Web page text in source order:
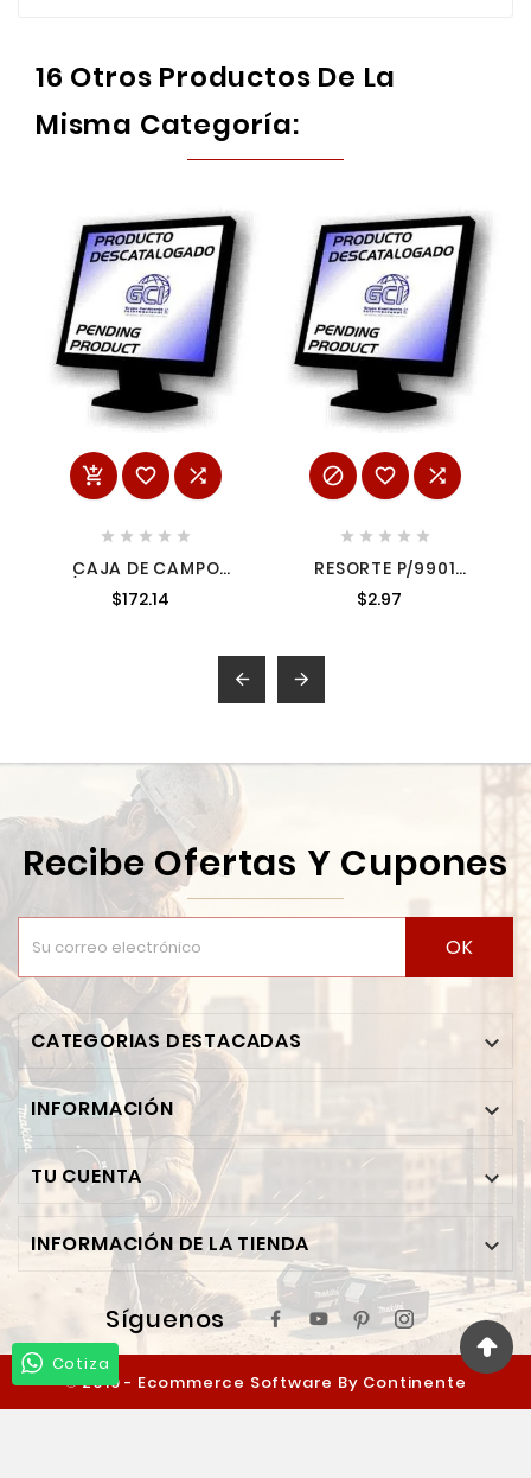
16 Otros Productos De La
Misma Categoría:
  
    
CAJA DE CAMPO
P/9554NB 4187947
4187947
$172.14
  
    
RESORTE P/9901
2312257 2312257
$2.97
 
Recibe Ofertas Y Cupones
OK
CATEGORIAS DESTACADAS 
INFORMACIÓN 
TU CUENTA 
INFORMACIÓN DE LA TIENDA 
Síguenos
© 2019 - Ecommerce Software By Continente
Ferretero™
Cotiza